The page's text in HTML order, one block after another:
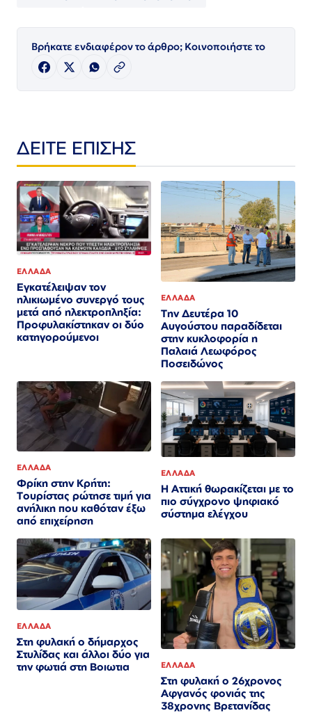
Βρήκατε ενδιαφέρον το άρθρο; Κοινοποιήστε το
ΔΕΙΤΕ ΕΠΙΣΗΣ
ΕΛΛΑΔΑ
Εγκατέλειψαν τον
ηλικιωμένο συνεργό τους
μετά από ηλεκτροπληξία:
Προφυλακίστηκαν οι δύο
κατηγορούμενοι
ΕΛΛΑΔΑ
Την Δευτέρα 10
Αυγούστου παραδίδεται
στην κυκλοφορία η
Παλαιά Λεωφόρος
Ποσειδώνος
ΕΛΛΑΔΑ
Φρίκη στην Κρήτη:
Τουρίστας ρώτησε τιμή για
ανήλικη που καθόταν έξω
από επιχείρηση
ΕΛΛΑΔΑ
Η Αττική θωρακίζεται με το
πιο σύγχρονο ψηφιακό
σύστημα ελέγχου
ΕΛΛΑΔΑ
Στη φυλακή ο δήμαρχος
Στυλίδας και άλλοι δύο για
την φωτιά στη Βοιωτια
ΕΛΛΑΔΑ
Στη φυλακή ο 26χρονος
Αφγανός φονιάς της
38χρονης Βρετανίδας